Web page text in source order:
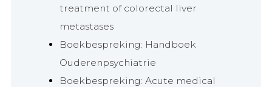
treatment of colorectal liver
metastases
Boekbespreking: Handboek
Ouderenpsychiatrie
Boekbespreking: Acute medical